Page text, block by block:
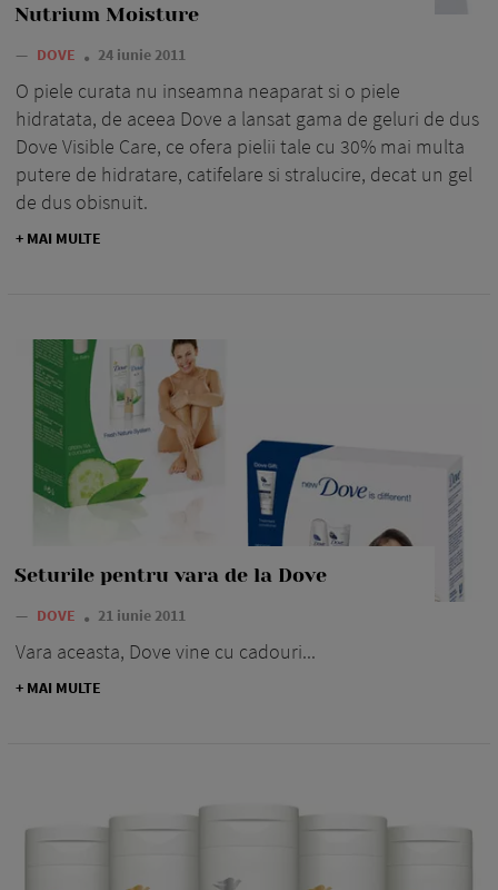
Nutrium Moisture
— DOVE 24 iunie 2011
O piele curata nu inseamna neaparat si o piele
hidratata, de aceea Dove a lansat gama de geluri de dus
Dove Visible Care, ce ofera pielii tale cu 30% mai multa
putere de hidratare, catifelare si stralucire, decat un gel
de dus obisnuit.
+ MAI MULTE
Seturile pentru vara de la Dove
— DOVE 21 iunie 2011
Vara aceasta, Dove vine cu cadouri...
+ MAI MULTE